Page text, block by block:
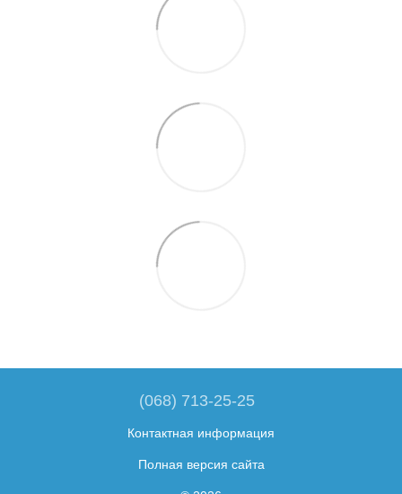
(068) 713-25-25
Контактная информация
Полная версия сайта